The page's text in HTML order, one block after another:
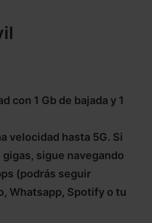
con 1 Gb de bajada y 1
velocidad hasta 5G. Si
gigas, sigue navegando
(podrás seguir
Whatsapp, Spotify o tu